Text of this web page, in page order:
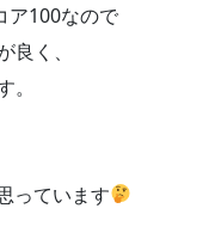
ア100なので
く、
っています